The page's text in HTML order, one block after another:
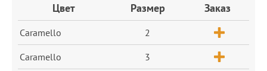
Цвет Размер Заказ
Caramello 2
Caramello 3